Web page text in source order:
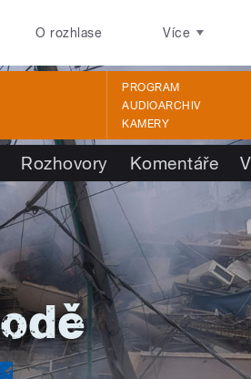
O rozhlase Více
PROGRAM
AUDIOARCHIV
KAMERY
Rozhovory Komentáře